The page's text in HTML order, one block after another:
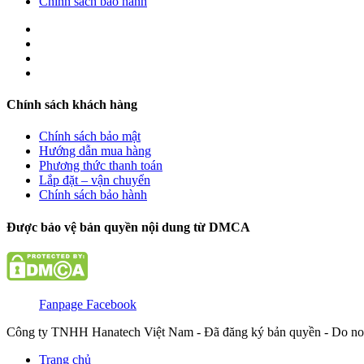
Chính sách khách hàng
Chính sách bảo mật
Hướng dẫn mua hàng
Phương thức thanh toán
Lắp đặt – vận chuyển
Chính sách bảo hành
Được bảo vệ bản quyền nội dung từ DMCA
Fanpage Facebook
Công ty TNHH Hanatech Việt Nam - Đã đăng ký bản quyền - Do
Trang chủ